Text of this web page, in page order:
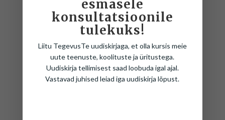
SÕBRAPÄEVASÜD KÕRREMEHIKESE
D
esmasele
konsultatsioonile
tulekuks!
Liitu TegevusTe uudiskirjaga, et olla kursis meie
uute teenuste, koolituste ja üritustega.
Uudiskirja tellimisest saad loobuda igal ajal.
Vastavad juhised leiad iga uudiskirja lõpust.